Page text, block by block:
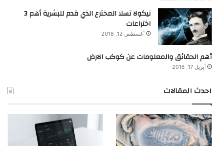
نيكولا تسلا المخترع الذي قدم للبشرية أهم 3
اختراعات
أغسطس 12, 2018
أهم الحقائق والمعلومات عن كوكب الارض
أبريل 17, 2016
احدث المقالات